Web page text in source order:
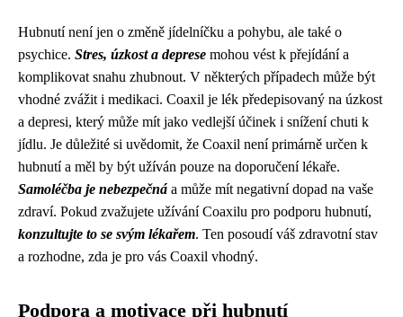
Hubnutí není jen o změně jídelníčku a pohybu, ale také o
psychice. Stres, úzkost a deprese mohou vést k přejídání a
komplikovat snahu zhubnout. V některých případech může být
vhodné zvážit i medikaci. Coaxil je lék předepisovaný na úzkost
a depresi, který může mít jako vedlejší účinek i snížení chuti k
jídlu. Je důležité si uvědomit, že Coaxil není primárně určen k
hubnutí a měl by být užíván pouze na doporučení lékaře.
Samoléčba je nebezpečná a může mít negativní dopad na vaše
zdraví. Pokud zvažujete užívání Coaxilu pro podporu hubnutí,
konzultujte to se svým lékařem. Ten posoudí váš zdravotní stav
a rozhodne, zda je pro vás Coaxil vhodný.
Podpora a motivace při hubnutí